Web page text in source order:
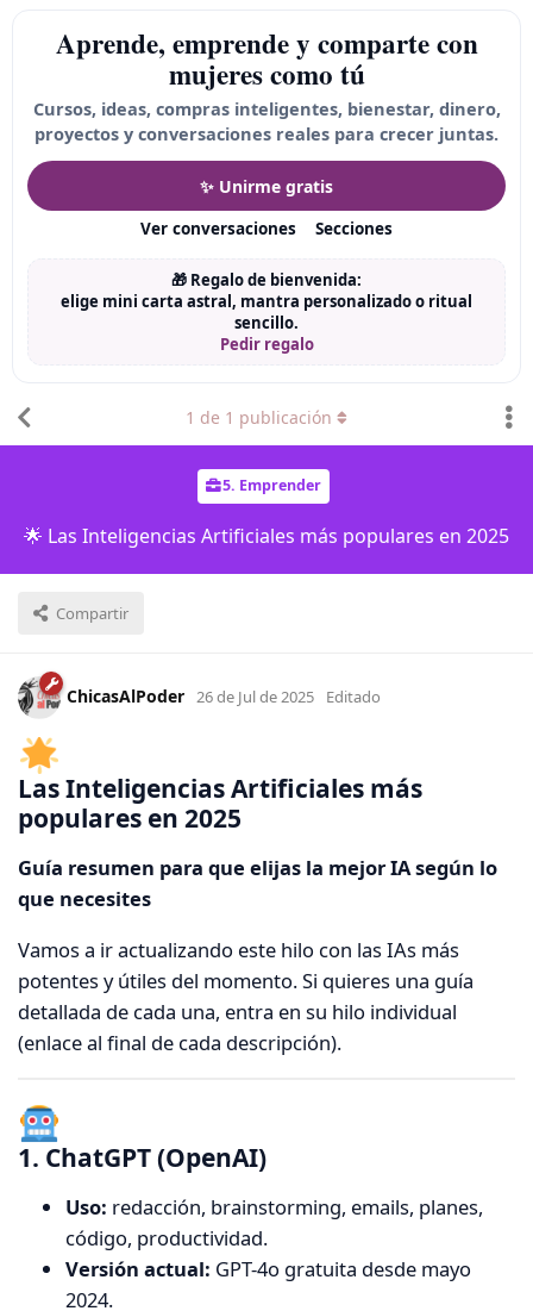
Aprende, emprende y comparte con
mujeres como tú
Cursos, ideas, compras inteligentes, bienestar, dinero,
proyectos y conversaciones reales para crecer juntas.
✨ Unirme gratis
Ver conversaciones Secciones
🎁 Regalo de bienvenida:
elige mini carta astral, mantra personalizado o ritual
sencillo.
Pedir regalo
5. Emprender
🌟 Las Inteligencias Artificiales más populares en 2025
Compartir
1 de 1 publicación
ChicasAlPoder 26 de Jul de 2025 Editado
Las Inteligencias Artificiales más
populares en 2025
Guía resumen para que elijas la mejor IA según lo
que necesites
Vamos a ir actualizando este hilo con las IAs más
potentes y útiles del momento. Si quieres una guía
detallada de cada una, entra en su hilo individual
(enlace al final de cada descripción).
1. ChatGPT (OpenAI)
Uso: redacción, brainstorming, emails, planes,
código, productividad.
Versión actual: GPT-4o gratuita desde mayo
2024.